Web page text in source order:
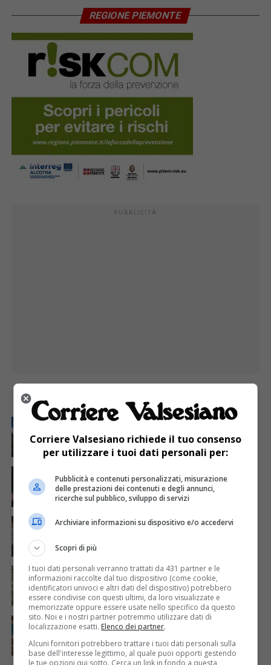
REGIONE PIEMONTE
PUBBLICITÀ
I PIÙ
ATTUALITÀ 7 giorni fa
Alagna
Sabato 8 agosto in piazza a Varallo Gran Galà Lirico
ATTUALITÀ 6 giorni fa
Auguri alla centenaria Piera Rosa Taddia
ATTUALITÀ 5 giorni fa
Siccità, Gattinara chiede il riconoscimento dello
stato di calamità naturale
ATTUALITÀ 5 giorni fa
Concluso il Master Gessi Summer Excellence 2026
Corriere Valsesiano richiede il tuo consenso
per utilizzare i tuoi dati personali per:
Pubblicità e contenuti personalizzati, misurazione
delle prestazioni dei contenuti e degli annunci,
ricerche sul pubblico, sviluppo di servizi
Archiviare informazioni su dispositivo e/o accedervi
Scopri di più
I tuoi dati personali verranno trattati da 431 partner e le
informazioni raccolte dal tuo dispositivo (come cookie,
identificatori univoci e altri dati del dispositivo) potrebbero
essere condivise con questi ultimi, da loro visualizzate e
memorizzate oppure essere usate nello specifico da questo
sito. Noi e i nostri partner potremmo utilizzare dati di
localizzazione esatti. Elenco dei partner.
Alcuni fornitori potrebbero trattare i tuoi dati personali sulla
base dell'interesse legittimo, al quale puoi opporti gestendo
le tue opzioni qui sotto. Cerca un link in fondo a questa